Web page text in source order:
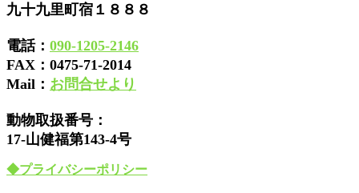
九十九里町宿１８８８
電話： 090-1205-2146
FAX： 0475-71-2014
Mail： お問合せより
動物取扱番号：
17-山健福第143-4号
◆プライバシーポリシー